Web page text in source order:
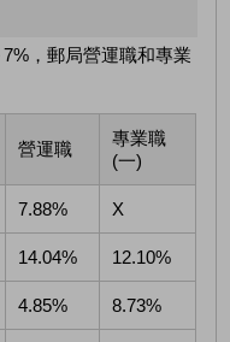
，郵局營運職和專業
營運職
專業職
(一)
7.88% X
14.04% 12.10%
4.85% 8.73%